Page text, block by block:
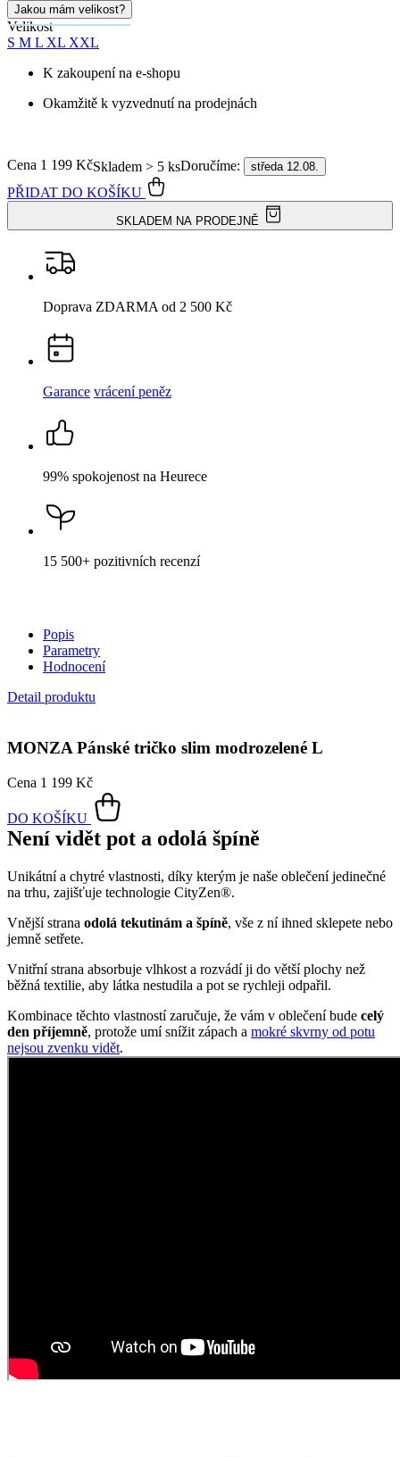
Jakou mám velikost?
Velikost
S M L XL XXL
K zakoupení na e-shopu
Okamžitě k vyzvednutí na prodejnách
Skladem > 5 ksDoručíme: středa 12.08.
Cena 1 199 Kč
PŘIDAT DO KOŠÍKU
SKLADEM NA PRODEJNĚ
Doprava ZDARMA od 2 500 Kč
Garance vrácení peněz
99% spokojenost na Heurece
15 500+ pozitivních recenzí
Popis
Parametry
Hodnocení
Detail produktu
MONZA Pánské tričko slim modrozelené L
Cena 1 199 Kč
DO KOŠÍKU
Není vidět pot a odolá špíně
Unikátní a chytré vlastnosti, díky kterým je naše oblečení jedinečné
na trhu, zajišťuje technologie CityZen®.
Vnější strana odolá tekutinám a špíně, vše z ní ihned sklepete nebo
jemně setřete.
Vnitřní strana absorbuje vlhkost a rozvádí ji do větší plochy než
běžná textilie, aby látka nestudila a pot se rychleji odpařil.
Kombinace těchto vlastností zaručuje, že vám v oblečení bude celý
den příjemně, protože umí snížit zápach a mokré skvrny od potu
nejsou zvenku vidět.